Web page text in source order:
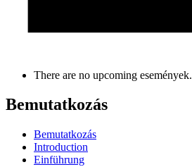
There are no upcoming események.
Bemutatkozás
Bemutatkozás
Introduction
Einführung